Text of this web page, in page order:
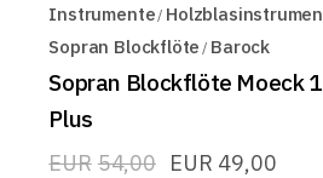
Instrumente
Sopran Blockflöte Barock
Sopran Blockflöte Moeck
Plus
EUR 54,00 EUR 49,00